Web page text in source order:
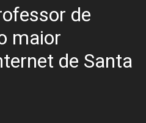
de
maior
de Santa